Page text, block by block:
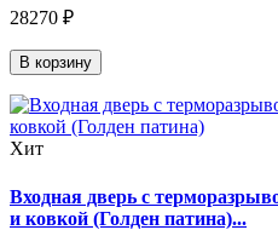
28270 ₽
В корзину
Хит
Входная дверь с
и ковкой (Голден патина)...